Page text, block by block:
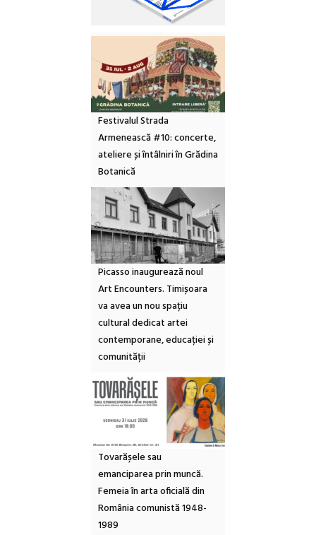
Festivalul Strada
Armenească #10: concerte,
ateliere și întâlniri în Grădina
Botanică
Picasso inaugurează noul
Art Encounters. Timișoara
va avea un nou spațiu
cultural dedicat artei
contemporane, educației și
comunității
Tovarășele sau
emanciparea prin muncă.
Femeia în arta oficială din
România comunistă 1948-
1989